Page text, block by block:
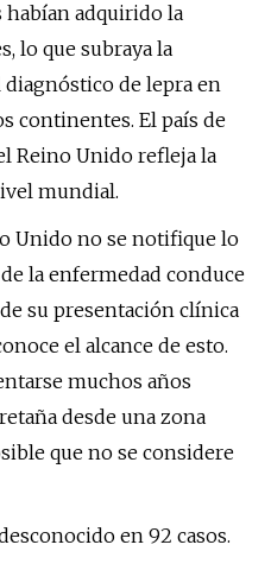
habían adquirido la
lo que subraya la
de lepra en
continentes. El país de
Reino Unido refleja la
mundial.
Unido no se notifique lo
la enfermedad conduce
su presentación clínica
el alcance de esto.
muchos años
desde una zona
que no se considere
en 92 casos.